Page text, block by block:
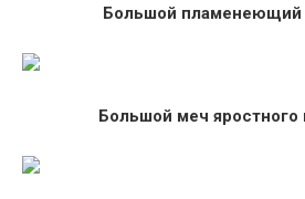
Большой пламенеющий
Большой меч яростного